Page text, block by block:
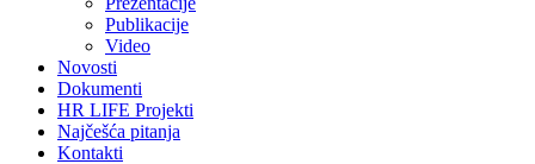
Publikacije
Video
Novosti
Dokumenti
HR LIFE Projekti
Najčešća pitanja
Kontakti